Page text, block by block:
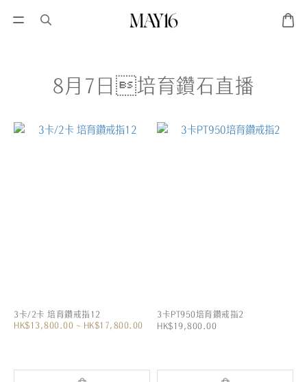
8月7日培育鑽石直播
3卡/2卡 培育鑽戒指12
HK$13,800.00 ~ HK$17,800.00
3卡PT950培育鑽戒指2
HK$19,800.00